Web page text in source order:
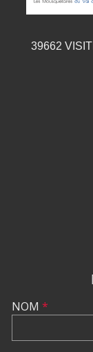
39662
NOM *